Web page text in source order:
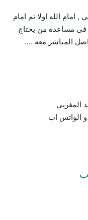
امام الله اولا ثم امام
فى مساعدة من يحتاج
المباشر معه ….
المغربي
الواتس اب